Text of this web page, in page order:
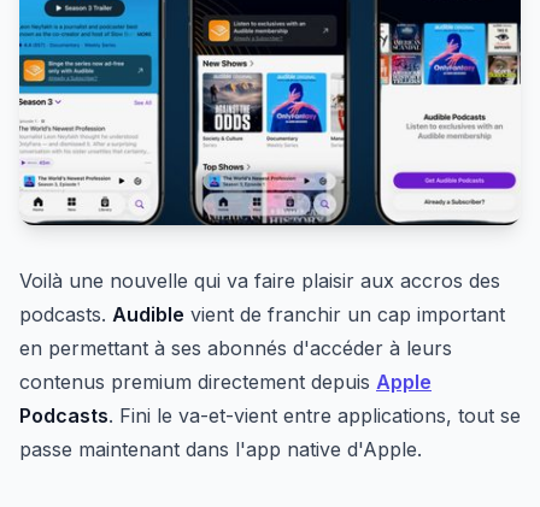
Voilà une nouvelle qui va faire plaisir aux accros des
podcasts. Audible vient de franchir un cap important
en permettant à ses abonnés d'accéder à leurs
contenus premium directement depuis Apple
Podcasts. Fini le va-et-vient entre applications, tout se
passe maintenant dans l'app native d'Apple.